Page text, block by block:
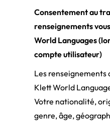
Consentement au
renseignements
World Languages
compte utilisateur)
Les renseignements
Klett World
Votre nationalité,
genre, âge,